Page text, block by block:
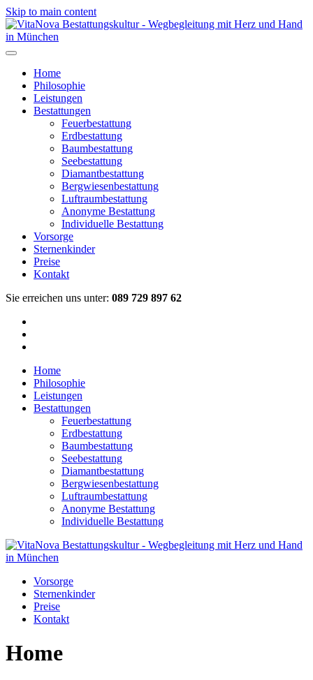
Skip to main content
Home
Philosophie
Leistungen
Bestattungen
Feuerbestattung
Erdbestattung
Baumbestattung
Seebestattung
Diamantbestattung
Bergwiesenbestattung
Luftraumbestattung
Anonyme Bestattung
Individuelle Bestattung
Vorsorge
Sternenkinder
Preise
Kontakt
Sie erreichen uns unter: 089 729 897 62
Home
Philosophie
Leistungen
Bestattungen
Feuerbestattung
Erdbestattung
Baumbestattung
Seebestattung
Diamantbestattung
Bergwiesenbestattung
Luftraumbestattung
Anonyme Bestattung
Individuelle Bestattung
Vorsorge
Sternenkinder
Preise
Kontakt
Home